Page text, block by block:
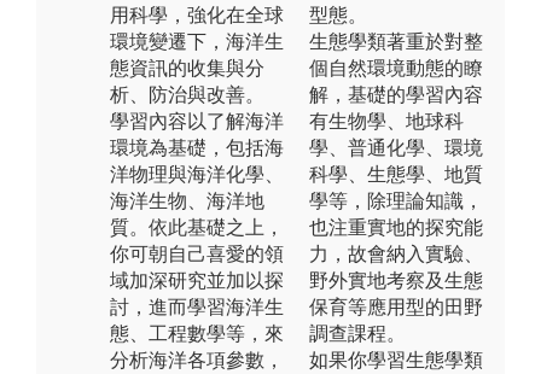
用科學，強化在全球
環境變遷下，海洋生
態資訊的收集與分
析、防治與改善。
學習內容以了解海洋
環境為基礎，包括海
洋物理與海洋化學、
海洋生物、海洋地
質。依此基礎之上，
你可朝自己喜愛的領
域加深研究並加以探
討，進而學習海洋生
態、工程數學等，來
分析海洋各項參數，
型態。
生態學類著重於對整
個自然環境動態的瞭
解，基礎的學習內容
有生物學、地球科
學、普通化學、環境
科學、生態學、地質
學等，除理論知識，
也注重實地的探究能
力，故會納入實驗、
野外實地考察及生態
保育等應用型的田野
調查課程。
如果你學習生態學類